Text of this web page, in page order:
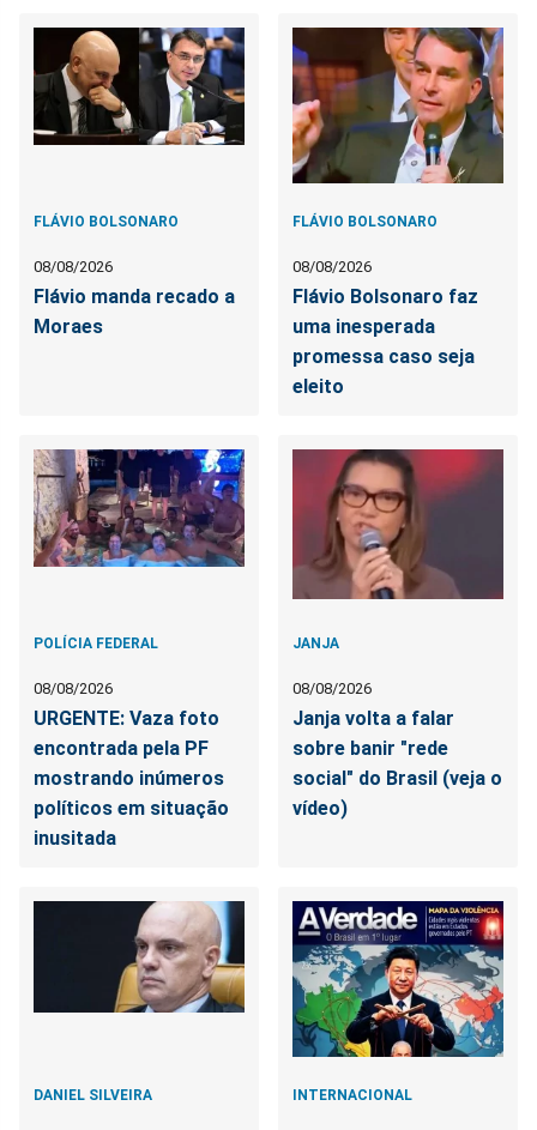
FLÁVIO BOLSONARO
08/08/2026
Flávio manda recado a
Moraes
FLÁVIO BOLSONARO
08/08/2026
Flávio Bolsonaro faz
uma inesperada
promessa caso seja
eleito
POLÍCIA FEDERAL
08/08/2026
URGENTE: Vaza foto
encontrada pela PF
mostrando inúmeros
políticos em situação
inusitada
JANJA
08/08/2026
Janja volta a falar
sobre banir "rede
social" do Brasil (veja o
vídeo)
DANIEL SILVEIRA INTERNACIONAL